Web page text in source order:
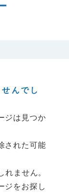
んでし
ジは見つか
された可能
れません。
ジをお探し